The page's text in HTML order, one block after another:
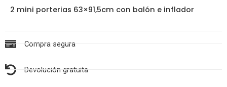
2 mini porterias 63×91,5cm con balón e inflador
Compra segura
Devolución gratuita